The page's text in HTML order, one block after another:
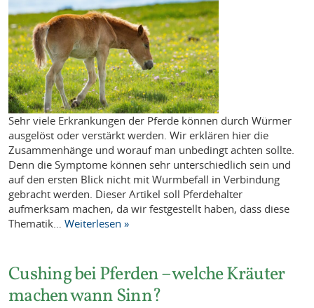
Sehr viele Erkrankungen der Pferde können durch Würmer
ausgelöst oder verstärkt werden. Wir erklären hier die
Zusammenhänge und worauf man unbedingt achten sollte.
Denn die Symptome können sehr unterschiedlich sein und
auf den ersten Blick nicht mit Wurmbefall in Verbindung
gebracht werden. Dieser Artikel soll Pferdehalter
aufmerksam machen, da wir festgestellt haben, dass diese
Thematik…Weiterlesen »
Cushing bei Pferden – welche Kräuter
machen wann Sinn?